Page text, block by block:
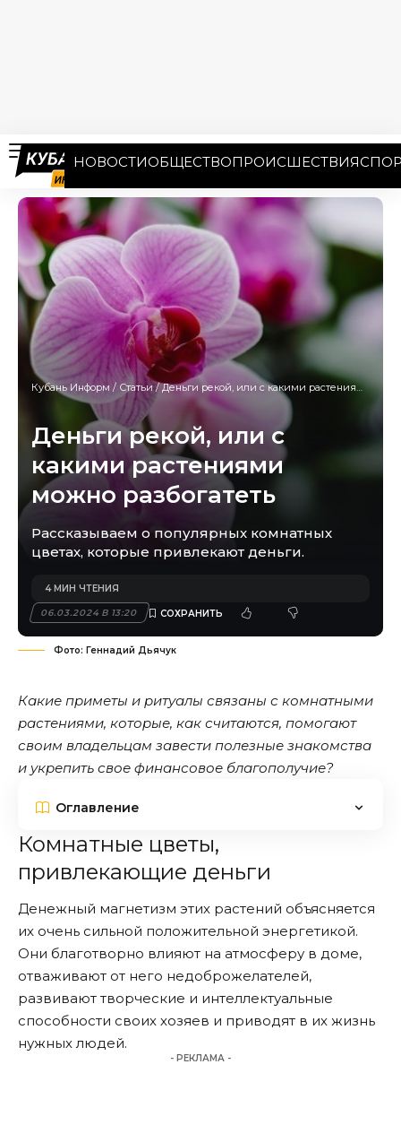
НОВОСТИОБЩЕСТВОПРОИСШЕСТВИЯ
Кубань Информ / Статьи/Деньги рекой, или с какими растениями можно разбогатеть
Деньги рекой, или с
какими растениями
можно разбогатеть
Рассказываем о популярных комнатных
цветах, которые привлекают деньги.
06.03.2024 В 13:20
4 МИН ЧТЕНИЯ
Фото: Геннадий Дьячук
Какие приметы и ритуалы связаны с комнатными
растениями, которые, как считаются, помогают
своим владельцам завести полезные знакомства
и укрепить свое финансовое благополучие?
Оглавление
Комнатные цветы,
привлекающие деньги
Денежный магнетизм этих растений объясняется
их очень сильной положительной энергетикой.
Они благотворно влияют на атмосферу в доме,
отваживают от него недоброжелателей,
развивают творческие и интеллектуальные
способности своих хозяев и приводят в их жизнь
нужных людей.
- РЕКЛАМА -